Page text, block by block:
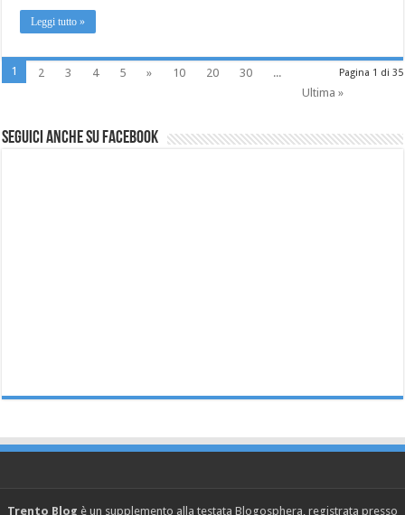
Leggi tutto »
Pagina 1 di 35
1 2 3 4 5 » 10 20 30
...
Ultima »
Seguici anche su Facebook
Trento Blog è un supplemento alla testata Blogosphera, registrata presso